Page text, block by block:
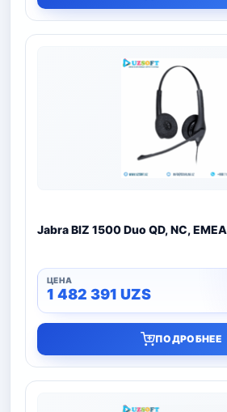
Jabra BIZ 1500 Duo QD, NC, EMEA
1 482 391 UZS
ПОДРОБНЕЕ